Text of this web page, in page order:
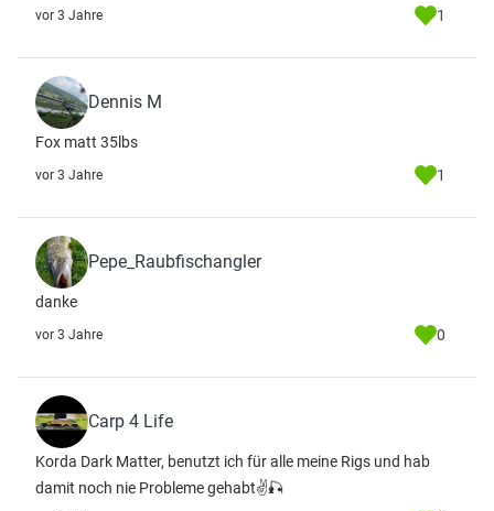
vor 3 Jahre 1
Dennis M
Fox matt 35lbs
vor 3 Jahre 1
Pepe_Raubfischangler
danke
vor 3 Jahre 0
Carp 4 Life
Korda Dark Matter, benutzt ich für alle meine Rigs und hab
damit noch nie Probleme gehabt✌️🎣